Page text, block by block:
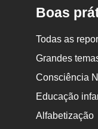
Boas
Todas as
Grandes
Consciência
Educação
Alfabetização